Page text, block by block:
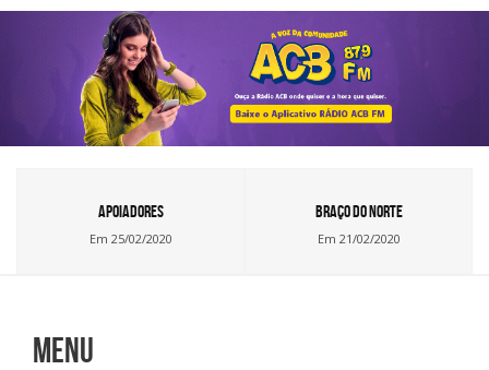
Apoiadores
Em 25/02/2020
Braço do Norte
Em 21/02/2020
Menu